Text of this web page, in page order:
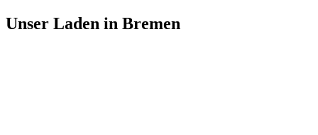
Unser Laden in Bremen